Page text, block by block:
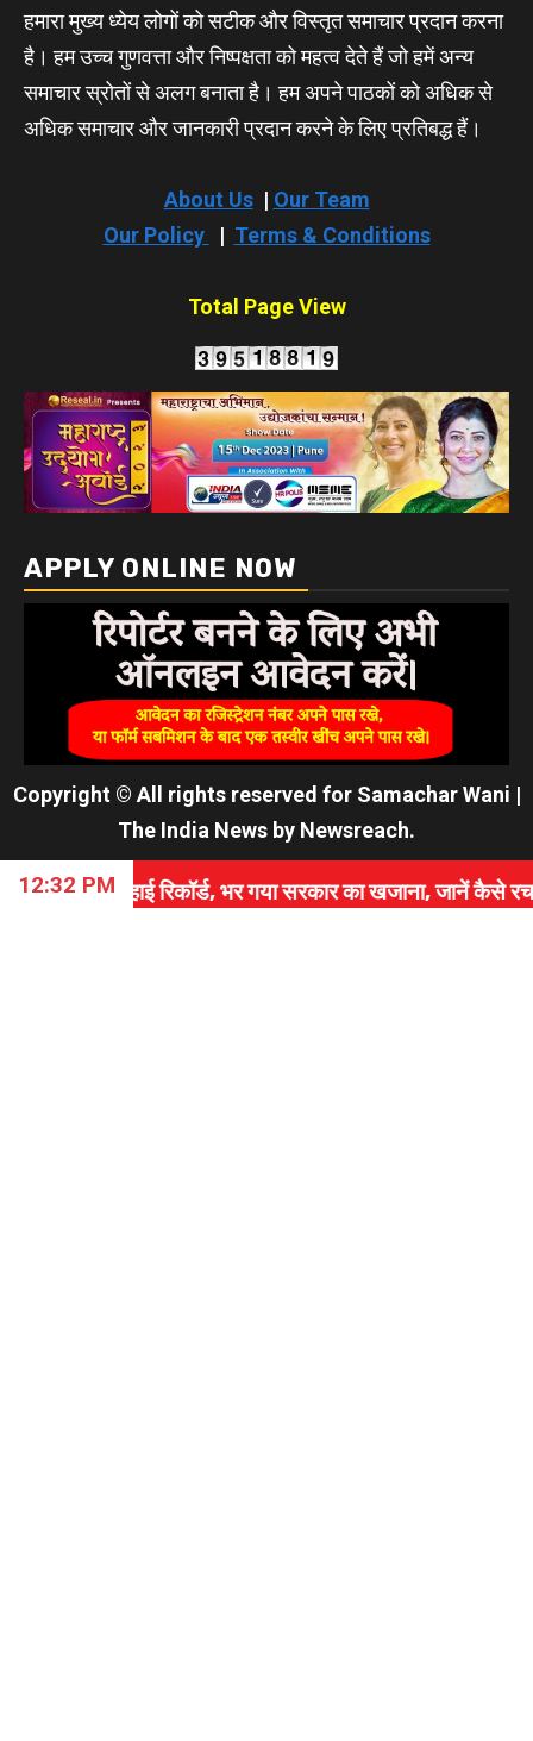
हमारा मुख्य ध्येय लोगों को सटीक और विस्तृत समाचार प्रदान करना
है। हम उच्च गुणवत्ता और निष्पक्षता को महत्व देते हैं जो हमें अन्य
समाचार स्रोतों से अलग बनाता है। हम अपने पाठकों को अधिक से
अधिक समाचार और जानकारी प्रदान करने के लिए प्रतिबद्ध हैं।
About Us| Our Team
Our Policy
| Terms & Conditions
Total Page View
APPLY ONLINE NOW
Copyright © All rights reserved for Samachar Wani |
The India News by Newsreach.
12:32 PMभर गया सरकार का खजाना, जानें कैसे रचा इतिहास।